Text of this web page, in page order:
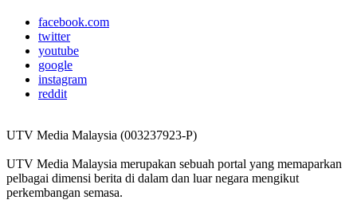
facebook.com
twitter
youtube
google
instagram
reddit
UTV Media Malaysia (003237923-P)
UTV Media Malaysia merupakan sebuah portal yang memaparkan
pelbagai dimensi berita di dalam dan luar negara mengikut
perkembangan semasa.